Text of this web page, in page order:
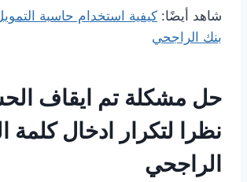
شاهد أيضًا: كيفية استخدام حاسبة
بنك الراجحي
حل مشكلة تم ايقاف
نظرا لتكرار ادخال كلمة
الراجحي